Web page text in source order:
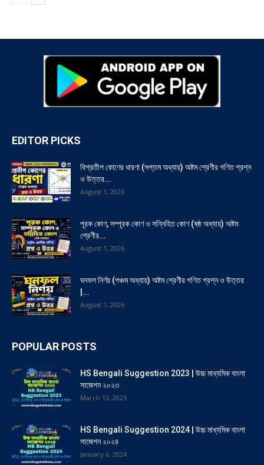
EDITOR PICKS
বিপ্রতীপ কোণের ধারণা (সপ্তম অধ্যায়) অষ্টম শ্রেণীর গণিত প্রশ্ন
ও উত্তর...
August 1, 2026
পূরক কোণ, সম্পূরক কোণ ও সন্নিহিত কোণ (ষষ্ঠ অধ্যায়) অষ্টম
শ্রেণীর...
August 1, 2026
ঘনফল নির্ণয় (পঞ্চম অধ্যায়) অষ্টম শ্রেণীর গণিত প্রশ্ন ও উত্তর
|...
August 1, 2026
POPULAR POSTS
HS Bengali Suggestion 2023 | উচ্চ মাধ্যমিক বাংলা
সাজেশন ২০২৩
March 13, 2023
HS Bengali Suggestion 2024 | উচ্চ মাধ্যমিক বাংলা
সাজেশন ২০২৪
January 6, 2024